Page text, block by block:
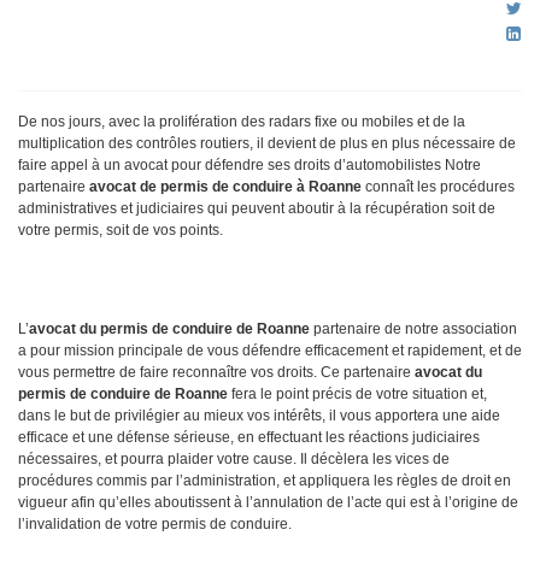
De nos jours, avec la prolifération des radars fixe ou mobiles et de la
multiplication des contrôles routiers, il devient de plus en plus nécessaire de
faire appel à un avocat pour défendre ses droits d’automobilistes Notre
partenaire avocat de permis de conduire à Roanne connaît les procédures
administratives et judiciaires qui peuvent aboutir à la récupération soit de
votre permis, soit de vos points.
L’avocat du permis de conduire de Roanne partenaire de notre association
a pour mission principale de vous défendre efficacement et rapidement, et de
vous permettre de faire reconnaître vos droits. Ce partenaire avocat du
permis de conduire de Roanne fera le point précis de votre situation et,
dans le but de privilégier au mieux vos intérêts, il vous apportera une aide
efficace et une défense sérieuse, en effectuant les réactions judiciaires
nécessaires, et pourra plaider votre cause. Il décèlera les vices de
procédures commis par l’administration, et appliquera les règles de droit en
vigueur afin qu’elles aboutissent à l’annulation de l’acte qui est à l’origine de
l’invalidation de votre permis de conduire.